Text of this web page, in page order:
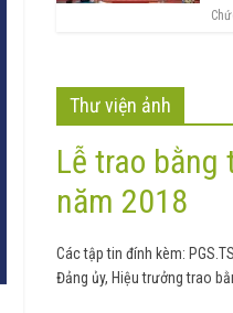
Thư viện ảnh
Lễ trao bằng
năm 2018
Các tập tin đính kèm:
Đảng ủy, Hiệu trưởng trao